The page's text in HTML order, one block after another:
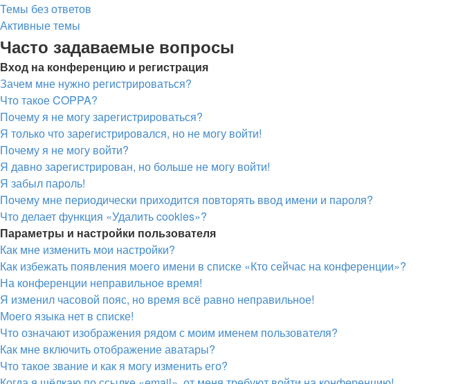
Темы без ответов
Активные темы
Часто задаваемые вопросы
Вход на конференцию и регистрация
Зачем мне нужно регистрироваться?
Что такое COPPA?
Почему я не могу зарегистрироваться?
Я только что зарегистрировался, но не могу войти!
Почему я не могу войти?
Я давно зарегистрирован, но больше не могу войти!
Я забыл пароль!
Почему мне периодически приходится повторять ввод имени и пароля?
Что делает функция «Удалить cookies»?
Параметры и настройки пользователя
Как мне изменить мои настройки?
Как избежать появления моего имени в списке «Кто сейчас на конференции»?
На конференции неправильное время!
Я изменил часовой пояс, но время всё равно неправильное!
Моего языка нет в списке!
Что означают изображения рядом с моим именем пользователя?
Как мне включить отображение аватары?
Что такое звание и как я могу изменить его?